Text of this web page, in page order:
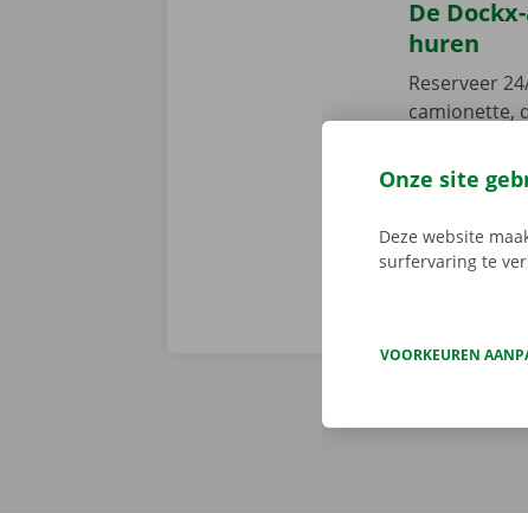
De
huren
Reserveer
camionette,
vertrekken.
Onze site
Deze website
surfervaring te
VOORKEUREN